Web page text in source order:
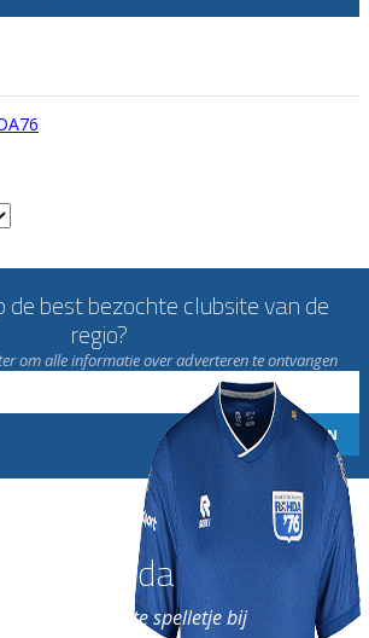
de best bezochte clubsite van de
regio?
om alle informatie over adverteren te ontvangen
van Rohda
van het leukste spelletje bij